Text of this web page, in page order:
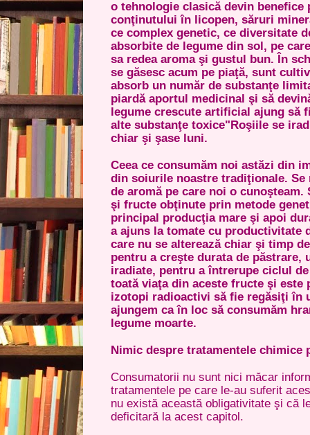
o tehnologie clasică devin benefice
conţinutului în licopen, săruri
ce complex genetic, ce diversitate
absorbite de legume din sol, pe
sa redea aroma şi gustul bun. În
se găsesc acum pe piaţă, sunt
absorb un număr de substanţe
piardă aportul medicinal şi să
legume crescute artificial ajung
alte substanţe toxice"Roşiile se
chiar şi şase luni.
Ceea ce consumăm noi astăzi din
din soiurile noastre tradiţionale. Se
de aromă pe care noi o
şi fructe obţinute prin metode
principal producţia mare şi apoi
a ajuns la tomate cu productivitate
care nu se alterează chiar şi timp
pentru a creşte durata de păstrare,
iradiate, pentru a întrerupe ciclul
toată viaţa din aceste fructe şi
izotopi radioactivi să fie regăsiţi în
ajungem ca în loc să consumăm
legume moarte.
Nimic despre tratamentele chimice
Consumatorii nu sunt nici măcar
tratamentele pe care le-au suferit
nu există această obligativitate şi că
deficitară la acest capitol.